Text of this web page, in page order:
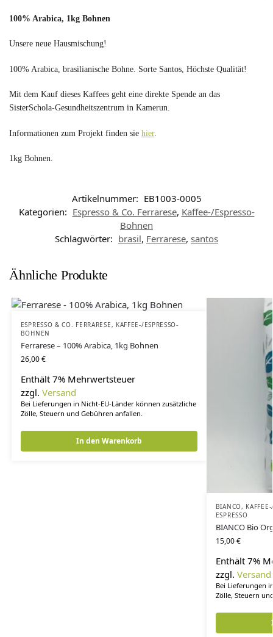
100% Arabica, 1kg Bohnen
Unsere neue Hausmischung!
100% Arabica, brasilianische Bohne. Sorte Santos, Höchste Qualität!
Mit dem Kauf dieses Kaffees geht eine direkte Spende an das
SisterSchola-Gesundheitszentrum in Kamerun.
Informationen zum Projekt finden sie hier.
1kg Bohnen.
Artikelnummer: EB1003-0005
Kategorien: Espresso & Co. Ferrarese, Kaffee-/Espresso-
Bohnen
Schlagwörter: brasil, Ferrarese, santos
Ähnliche Produkte
ESPRESSO & CO. FERRARESE, KAFFEE-/ESPRESSO-
BOHNEN
Ferrarese – 100% Arabica, 1kg Bohnen
26,00€
Enthält 7% Mehrwertsteuer
zzgl. Versand
Bei Lieferungen in Nicht-EU-Länder können zusätzliche
Zölle, Steuern und Gebühren anfallen.
In den Warenkorb
BIANCO,
ESPRESSO
BIANCO Bio
15,00€
Enthält 7%
zzgl. Versand
Bei Lieferungen
Zölle, Steuern